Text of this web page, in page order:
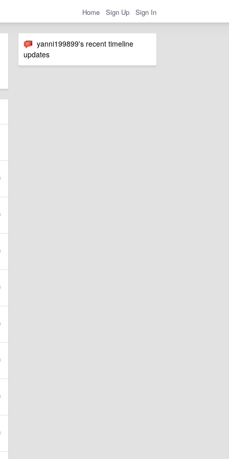
Home Sign Up Sign In
yanni199899's recent timeline
updates